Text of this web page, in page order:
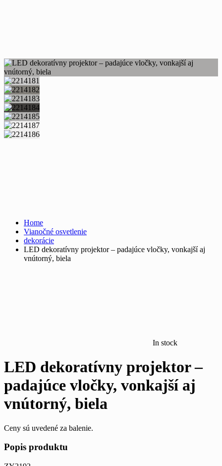
Home
Vianočné osvetlenie
dekorácie
LED dekoratívny projektor – padajúce vločky, vonkajší aj
vnútorný, biela
In stock
LED dekoratívny projektor –
padajúce vločky, vonkajší aj
vnútorný, biela
Ceny sú uvedené za balenie.
Popis produktu